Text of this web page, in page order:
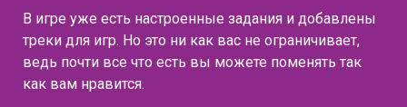
В игре уже есть настроенные задания и добавлены
треки для игр. Но это ни как вас не ограничивает,
ведь почти все что есть вы можете поменять так
как вам нравится.